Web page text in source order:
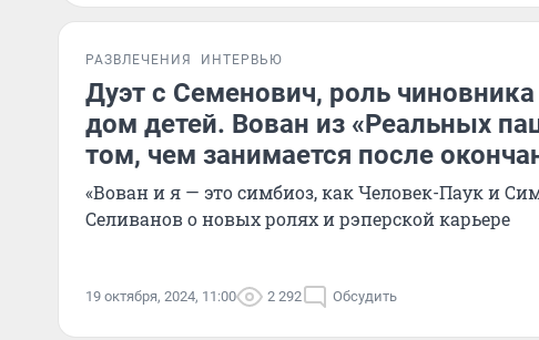
РАЗВЛЕЧЕНИЯ ИНТЕРВЬЮ
Дуэт с Семенович, роль
дом детей. Вован из «Реальных
том, чем занимается после
«Вован и я — это симбиоз, как Человек-Паук и
Селиванов о новых ролях и рэперской карьере
19 октября, 2024, 11:00 2 292 Обсудить